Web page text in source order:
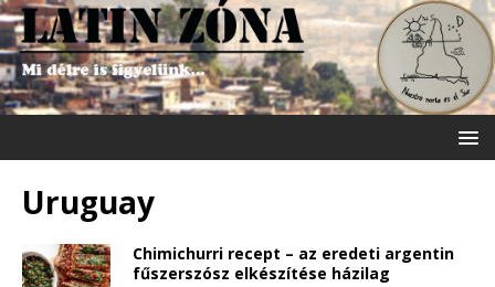
Uruguay
Chimichurri recept – az eredeti argentin
fűszerszósz elkészítése házilag